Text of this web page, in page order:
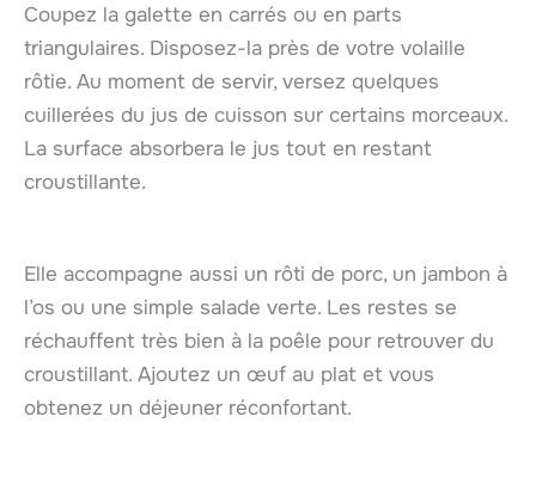
Coupez la galette en carrés ou en parts
triangulaires. Disposez-la près de votre volaille
rôtie. Au moment de servir, versez quelques
cuillerées du jus de cuisson sur certains morceaux.
La surface absorbera le jus tout en restant
croustillante.
Elle accompagne aussi un rôti de porc, un jambon à
l’os ou une simple salade verte. Les restes se
réchauffent très bien à la poêle pour retrouver du
croustillant. Ajoutez un œuf au plat et vous
obtenez un déjeuner réconfortant.